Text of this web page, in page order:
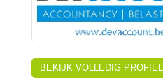
BEKIJK VOLLEDIG PROFIEL